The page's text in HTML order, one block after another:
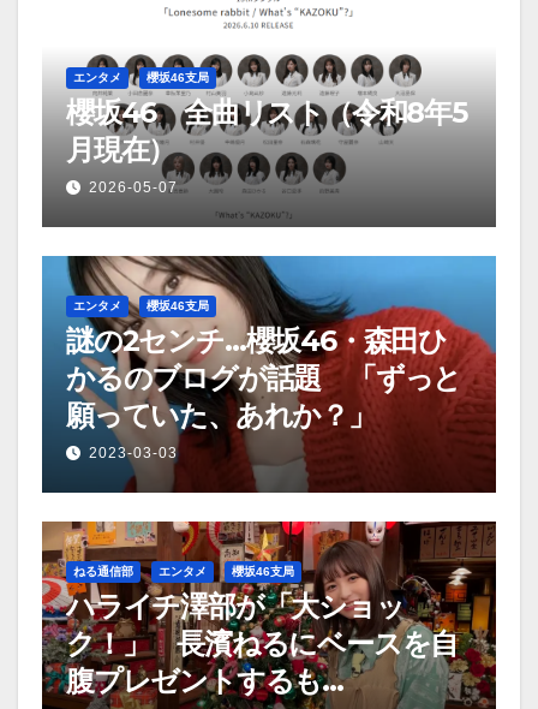
ョ
ン
エンタメ 櫻坂46支局
櫻坂46 全曲リスト（令和8年5
月現在）
2026-05-07
エンタメ 櫻坂46支局
謎の2センチ…櫻坂46・森田ひ
かるのブログが話題 「ずっと
願っていた、あれか？」
2023-03-03
ねる通信部 エンタメ 櫻坂46支局
ハライチ澤部が「大ショッ
ク！」 長濱ねるにベースを自
腹プレゼントするも…